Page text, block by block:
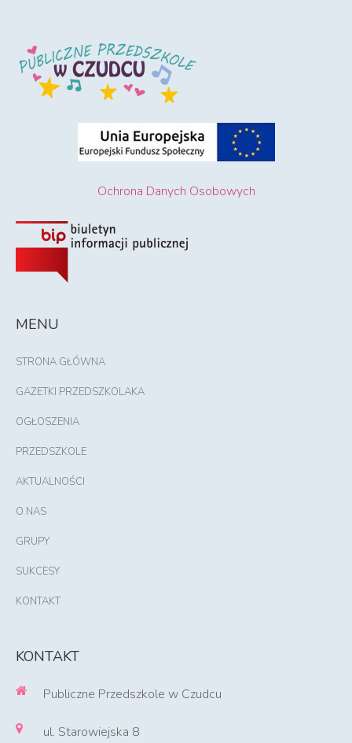
Ochrona Danych Osobowych
MENU
STRONA GŁÓWNA
GAZETKI PRZEDSZKOLAKA
OGŁOSZENIA
PRZEDSZKOLE
AKTUALNOŚCI
O NAS
GRUPY
SUKCESY
KONTAKT
KONTAKT
Publiczne Przedszkole w Czudcu
ul. Starowiejska 8